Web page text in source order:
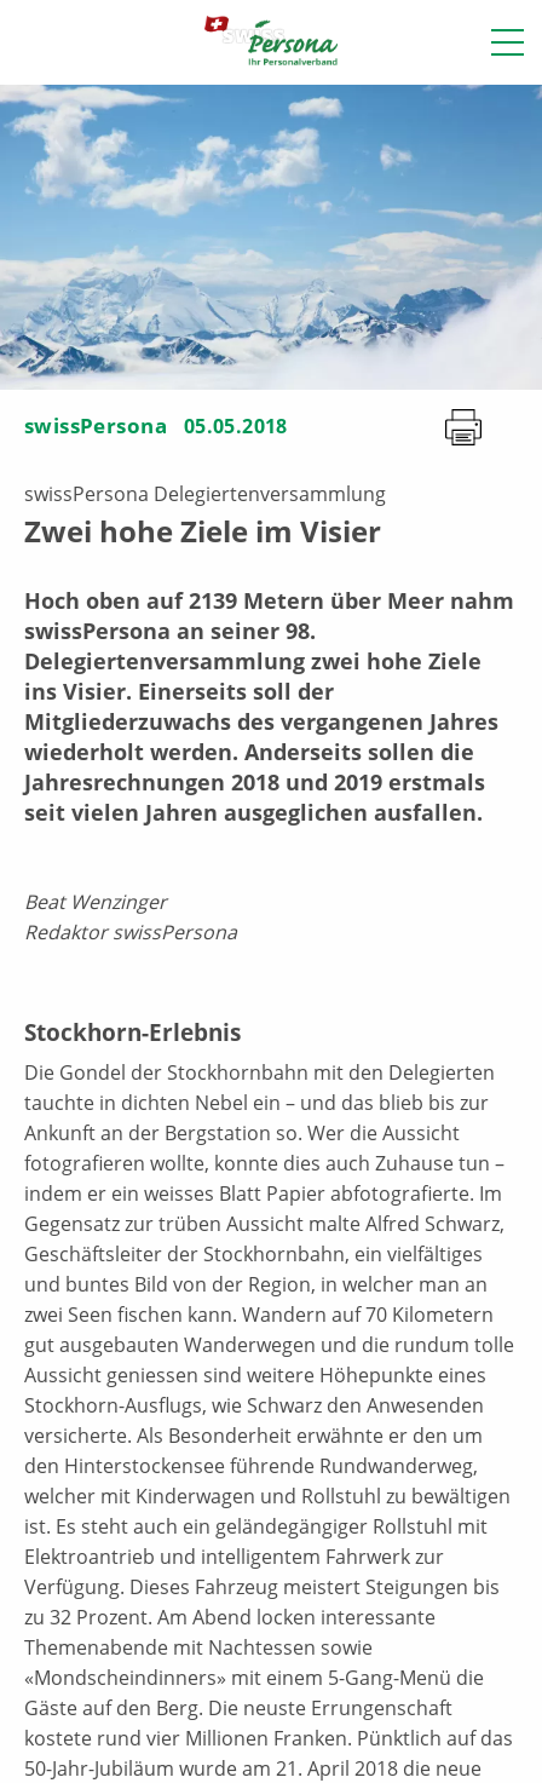
swissPersona 05.05.2018
swissPersona Delegiertenversammlung
Zwei hohe Ziele im Visier
Hoch oben auf 2139 Metern über Meer nahm
swissPersona an seiner 98.
Delegiertenversammlung zwei hohe Ziele
ins Visier. Einerseits soll der
Mitgliederzuwachs des vergangenen Jahres
wiederholt werden. Anderseits sollen die
Jahresrechnungen 2018 und 2019 erstmals
seit vielen Jahren ausgeglichen ausfallen.
Beat Wenzinger
Redaktor swissPersona
Stockhorn-Erlebnis
Die Gondel der Stockhornbahn mit den Delegierten
tauchte in dichten Nebel ein – und das blieb bis zur
Ankunft an der Bergstation so. Wer die Aussicht
fotografieren wollte, konnte dies auch Zuhause tun –
indem er ein weisses Blatt Papier abfotografierte. Im
Gegensatz zur trüben Aussicht malte Alfred Schwarz,
Geschäftsleiter der Stockhornbahn, ein vielfältiges
und buntes Bild von der Region, in welcher man an
zwei Seen fischen kann. Wandern auf 70 Kilometern
gut ausgebauten Wanderwegen und die rundum tolle
Aussicht geniessen sind weitere Höhepunkte eines
Stockhorn-Ausflugs, wie Schwarz den Anwesenden
versicherte. Als Besonderheit erwähnte er den um
den Hinterstockensee führende Rundwanderweg,
welcher mit Kinderwagen und Rollstuhl zu bewältigen
ist. Es steht auch ein geländegängiger Rollstuhl mit
Elektroantrieb und intelligentem Fahrwerk zur
Verfügung. Dieses Fahrzeug meistert Steigungen bis
zu 32 Prozent. Am Abend locken interessante
Themenabende mit Nachtessen sowie
«Mondscheindinners» mit einem 5-Gang-Menü die
Gäste auf den Berg. Die neuste Errungenschaft
kostete rund vier Millionen Franken. Pünktlich auf das
50-Jahr-Jubiläum wurde am 21. April 2018 die neue